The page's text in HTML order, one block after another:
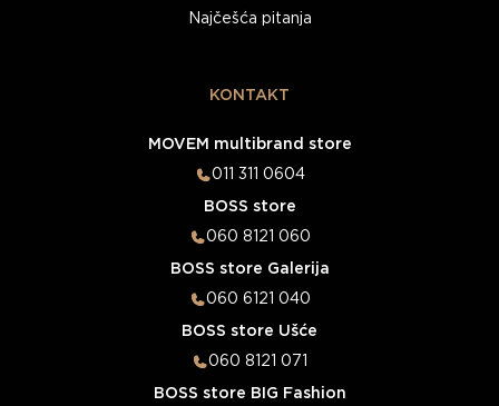
Najčešća pitanja
KONTAKT
MOVEM multibrand store
011 311 0604
BOSS store
060 8121 060
BOSS store Galerija
060 6121 040
BOSS store Ušće
060 8121 071
BOSS store BIG Fashion